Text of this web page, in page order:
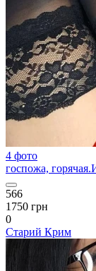
4 фото
госпожа,
566
1750 грн
0
Старий Крим